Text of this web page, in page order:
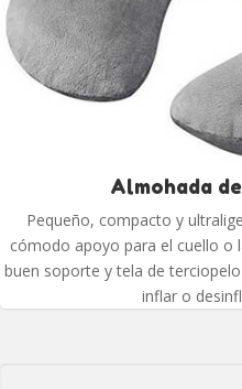
Almohada
Pequeño, compacto y
cómodo apoyo para el cuello o
buen soporte y tela de
inflar o